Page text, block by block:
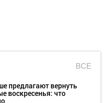
ВСЕ
предлагают вернуть
воскресенья: что